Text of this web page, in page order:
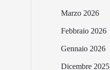
Marzo 2026
Febbraio 2026
Gennaio 2026
Dicembre 2025